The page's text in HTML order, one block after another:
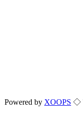
Powered by XOOPS ◇